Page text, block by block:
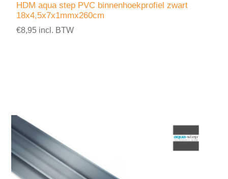
HDM aqua step PVC binnenhoekprofiel zwart
18x4,5x7x1mmx260cm
€8,95 incl. BTW